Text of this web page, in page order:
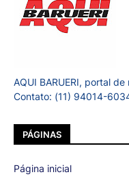
AQUI BARUERI, portal
Contato: (11) 94014-
PÁGINAS
Página inicial